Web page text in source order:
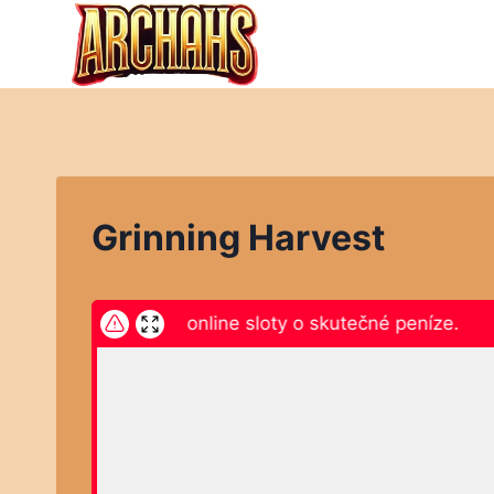
Přeskočit
Grinning Harvest
zde a hrajte online sloty o skutečné peníze.